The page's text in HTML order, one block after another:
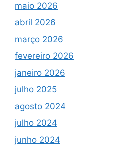
maio 2026
abril 2026
março 2026
fevereiro 2026
janeiro 2026
julho 2025
agosto 2024
julho 2024
junho 2024